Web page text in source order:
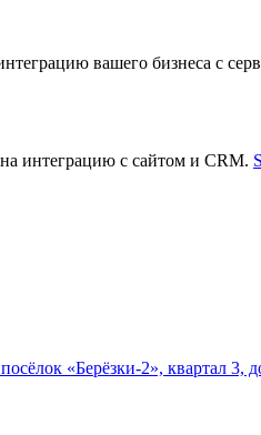
вашего бизнеса с
интеграцию с сайтом и CRM.
«Берёзки-2», квартал 3,